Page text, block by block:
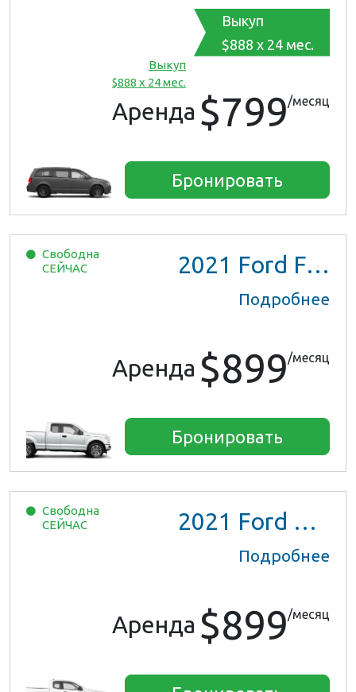
Выкуп
$888 x 24 мес.
Выкуп
$888 x 24 мес.
Аренда $799/месяц
Бронировать
Свободна
СЕЙЧАС
2021 Ford F150 XL Ext Cab
Подробнее
Аренда $899/месяц
Бронировать
Свободна
СЕЙЧАС
2021 Ford Ranger XL Ext Cab
Подробнее
Аренда $899/месяц